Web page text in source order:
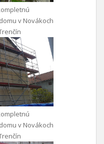
v Novákoch
v Novákoch